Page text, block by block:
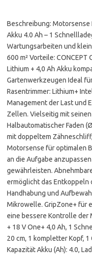
Beschreibung: Motorsense
Akku 4.0 Ah – 1
Wartungsarbeiten und
600 m² Vorteile:
Lithium + 4,0 Ah Akku
Gartenwerkzeugen Ideal
Rasentrimmer: Lithium+
Management der Last und
Zellen. Vielseitig mit
Halbautomatischer Faden
mit doppeltem
Motorsense für optimalen
an die Aufgabe
gewährleisten.
ermöglicht das
Handhabung und
Mikrowelle. GripZone+ für
eine bessere Kontrolle der
+ 18 V One+ 4,0 Ah, 1
20 cm, 1 kompletter Kopf,
Kapazität Akku (Ah): 4.0,